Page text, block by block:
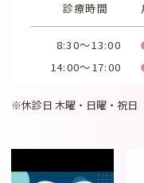
診療時間
8:30～13:00
14:00～17:00
※休診日 木曜・日曜・祝日